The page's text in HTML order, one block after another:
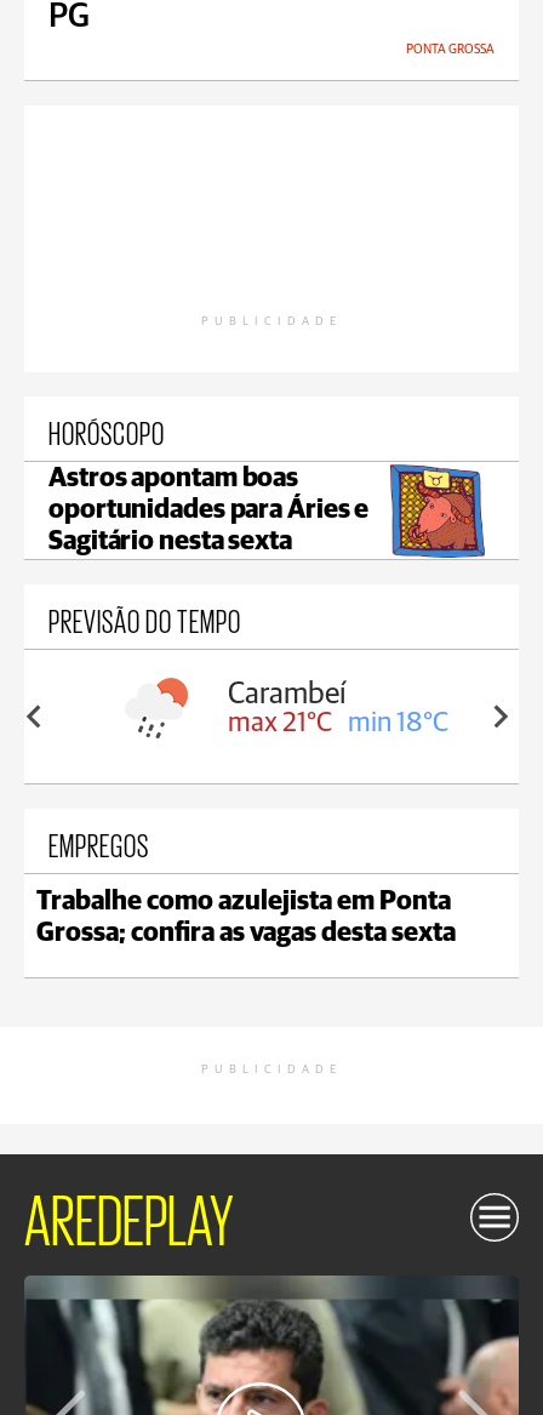
PG
PONTA GROSSA
PUBLICIDADE
HORÓSCOPO
Astros apontam boas
oportunidades para Áries e
Sagitário nesta sexta
PREVISÃO DO TEMPO
18°C
Carambeí
max 21°C min 18°C
EMPREGOS
Trabalhe como azulejista em Ponta
Grossa; confira as vagas desta sexta
PUBLICIDADE
AREDEPLAY